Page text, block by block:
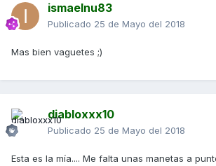
ismaelnu83
Publicado 25 de Mayo del 2018
Mas bien vaguetes ;)
diabloxxx10
Publicado 25 de Mayo del 2018
Esta es la mía.... Me falta unas manetas a